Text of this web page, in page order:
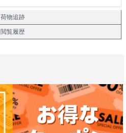
荷物追跡
閲覧履歴